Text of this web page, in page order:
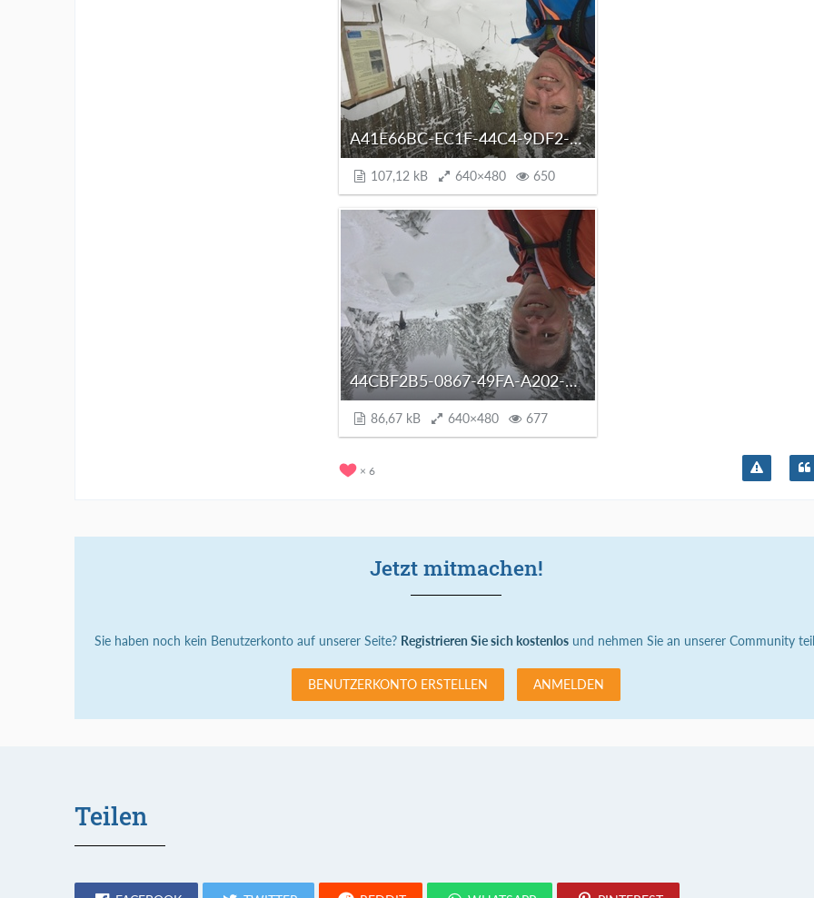
A41E66BC-EC1F-44C4-9DF2-E956B1515C5C.jpeg
107,12 kB 640×480 650
44CBF2B5-0867-49FA-A202-8FC0608DE934.jpeg
86,67 kB 640×480 677
6
Jetzt mitmachen!
Sie haben noch kein Benutzerkonto auf unserer Seite? Registrieren Sie sich kostenlosund nehmen Sie an unserer Community
BENUTZERKONTO ERSTELLEN ANMELDEN
Teilen